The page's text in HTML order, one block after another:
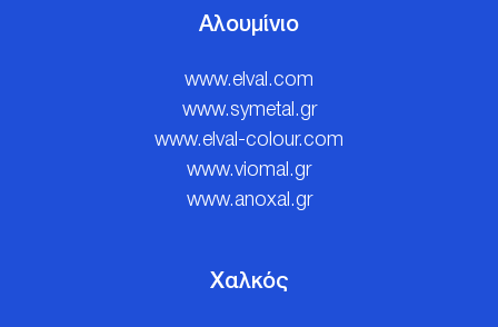
Αλουμίνιο
www.elval.com
www.symetal.gr
www.elval-colour.com
www.viomal.gr
www.anoxal.gr
Χαλκός